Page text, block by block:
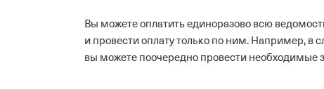
Вы можете оплатить единоразово всю
и провести оплату только по ним. Например, в
вы можете поочередно провести необходимые